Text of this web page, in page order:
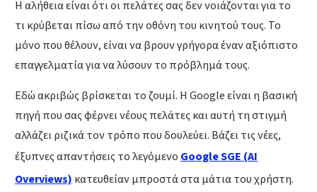
Η αλήθεια είναι ότι οι πελάτες σας δεν νοιάζονται για το
τι κρύβεται πίσω από την οθόνη του κινητού τους. Το
μόνο που θέλουν, είναι να βρουν γρήγορα έναν αξιόπιστο
επαγγελματία για να λύσουν το πρόβλημά τους.
Εδώ ακριβώς βρίσκεται το ζουμί. Η Google είναι η βασική
πηγή που σας φέρνει νέους πελάτες και αυτή τη στιγμή
αλλάζει ριζικά τον τρόπο που δουλεύει. Βάζει τις νέες,
έξυπνες απαντήσεις το λεγόμενο Google SGE (AI
Overviews) κατευθείαν μπροστά στα μάτια του χρήστη.